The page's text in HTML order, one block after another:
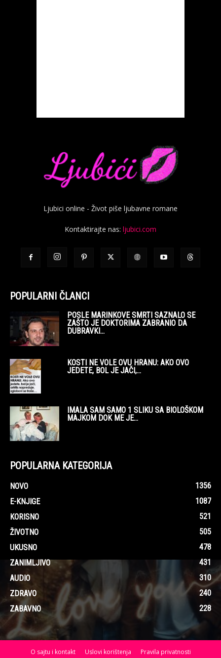
Ljubici online - Život piše ljubavne romane
Kontaktirajte nas: ljubici.com
POPULARNI ČLANCI
POSLE MARINKOVE SMRTI SAZNALO SE
ZAŠTO JE DOKTORIMA ZABRANIO DA
DUBRAVKI...
KOSTI NE VOLE OVU HRANU: AKO OVO
JEDETE, BOL JE JAČI,...
IMALA SAM SAMO 1 SLIKU SA BIOLOŠKOM
MAJKOM DOK ME JE...
POPULARNA KATEGORIJA
NOVO
1356
E-KNJIGE
1087
KORISNO
521
ŽIVOTNO
505
UKUSNO
478
ZANIMLJIVO
431
AUDIO
310
ZDRAVO
240
ZABAVNO
228
O sajtu i kontakt Uslovi korištenja Pravila privatnosti